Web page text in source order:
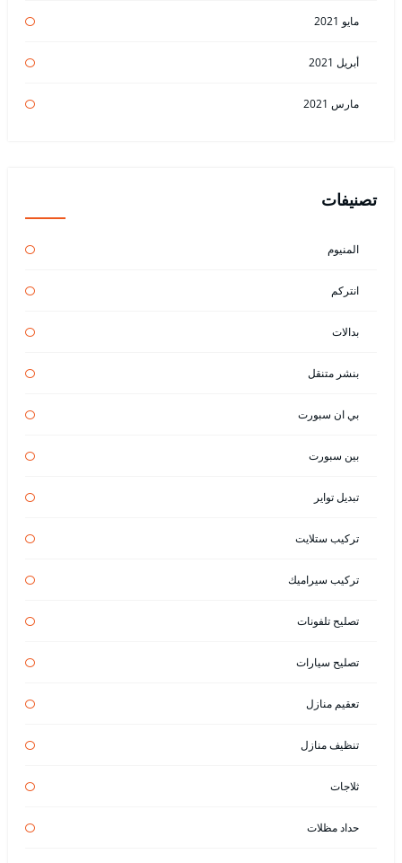
مايو 2021
أبريل 2021
مارس 2021
تصنيفات
المنيوم
انتركم
بدالات
بنشر متنقل
بي ان سبورت
بين سبورت
تبديل تواير
تركيب ستلايت
تركيب سيراميك
تصليح تلفونات
تصليح سيارات
تعقيم منازل
تنظيف منازل
ثلاجات
حداد مظلات